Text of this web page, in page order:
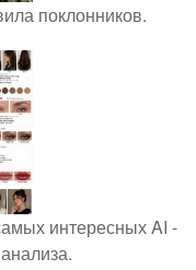
поклонников.
интересных AI -